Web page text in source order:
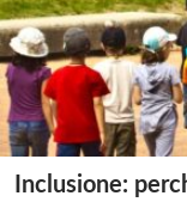
Inclusione: